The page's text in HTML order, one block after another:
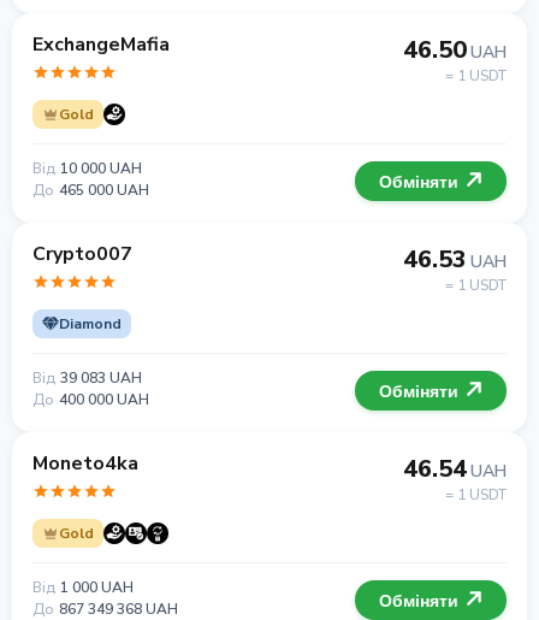
ExchangeMafia
Gold
46.50UAH
= 1 USDT
Від 10 000 UAH
До 465 000 UAH Обміняти
Crypto007
Diamond
46.53 UAH
= 1 USDT
Від 39 083 UAH
До 400 000 UAH Обміняти
Moneto4ka
Gold
46.54UAH
= 1 USDT
Від 1 000 UAH
До 867 349 368 UAH Обміняти